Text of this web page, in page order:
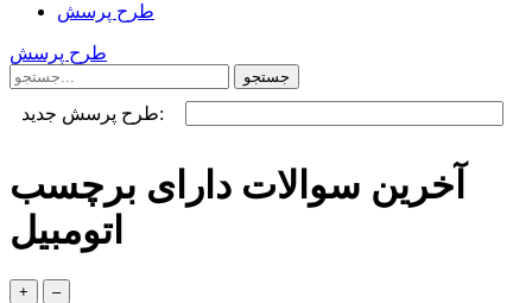
طرح پرسش
طرح پرسش
طرح پرسش جدید:
آخرین سوالات دارای برچسب
اتومبیل